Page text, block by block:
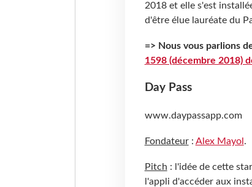
2018 et elle s'est
d'être élue lauréate du
=> Nous vous parlions
1598 (décembre 2018)
Day Pass
www.daypassapp.com
Fondateur: Alex Mayol .
Pitch : l'idée de cette
l'appli d'accéder aux